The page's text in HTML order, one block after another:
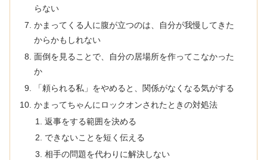
らない
かまってくる人に腹が立つのは、自分が我慢してきた
からかもしれない
面倒を見ることで、自分の居場所を作ってこなかった
か
「頼られる私」をやめると、関係がなくなる気がする
かまってちゃんにロックオンされたときの対処法
返事をする範囲を決める
できないことを短く伝える
相手の問題を代わりに解決しない